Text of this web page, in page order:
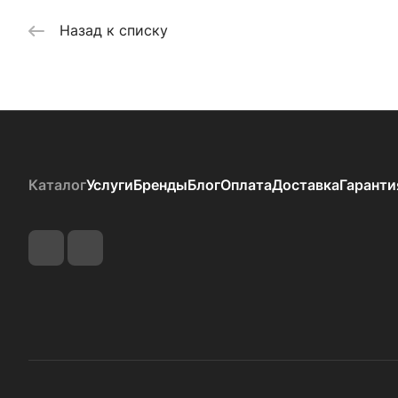
Назад к списку
КаталогУслугиБрендыБлогОплатаДоставка